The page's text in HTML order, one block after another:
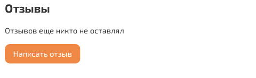
Отзывы
Отзывов еще никто не оставлял
Написать отзыв